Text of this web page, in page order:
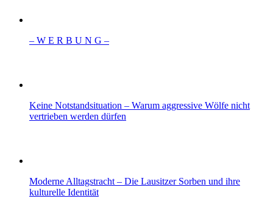
– W Ε R Β U Ν G –
Keine Notstandsituation – Warum aggressive Wölfe nicht
vertrieben werden dürfen
Moderne Alltagstracht – Die Lausitzer Sorben und ihre
kulturelle Identität